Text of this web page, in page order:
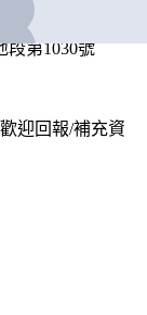
段第1030號
迎回報/補充資